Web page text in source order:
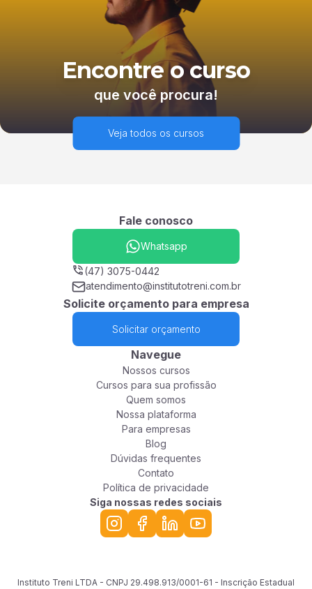
Encontre o curso
que você procura!
Veja todos os cursos
Fale conosco
Whatsapp
(47) 3075-0442
atendimento@institutotreni.com.br
Solicite orçamento para empresa
Solicitar orçamento
Navegue
Nossos cursos
Cursos para sua profissão
Quem somos
Nossa plataforma
Para empresas
Blog
Dúvidas frequentes
Contato
Política de privacidade
Siga nossas redes sociais
Instituto Treni LTDA - CNPJ 29.498.913/0001-61 - Inscrição Estadual